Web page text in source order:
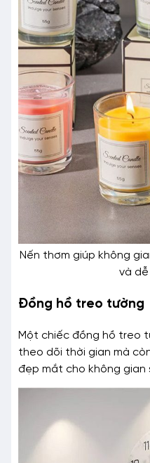
Nến thơm giúp không
và dễ
Đồng hồ treo tường
Một chiếc đồng hồ treo
theo dõi thời gian mà
đẹp mắt cho không gian